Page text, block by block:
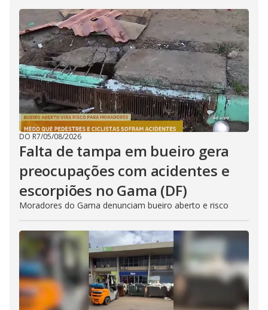
DO R7/05/08/2026
Falta de tampa em bueiro gera
preocupações com acidentes e
escorpiões no Gama (DF)
Moradores do Gama denunciam bueiro aberto e risco